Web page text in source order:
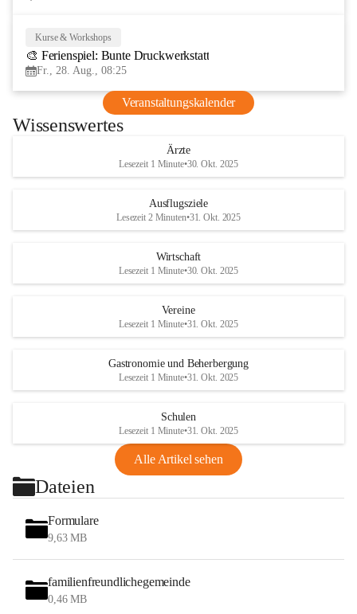
Kurse & Workshops
🎨 Ferienspiel: Bunte Druckwerkstatt
Fr., 28. Aug., 08:25
Veranstaltungskalender
Wissenswertes
Ärzte
Lesezeit 1 Minute•30. Okt. 2025
Ausflugsziele
Lesezeit 2 Minuten•31. Okt. 2025
Wirtschaft
Lesezeit 1 Minute•30. Okt. 2025
Vereine
Lesezeit 1 Minute•31. Okt. 2025
Gastronomie und Beherbergung
Lesezeit 1 Minute•31. Okt. 2025
Schulen
Lesezeit 1 Minute•31. Okt. 2025
Alle Artikel sehen
Dateien
Formulare
9,63 MB
familienfreundlichegemeinde
0,46 MB